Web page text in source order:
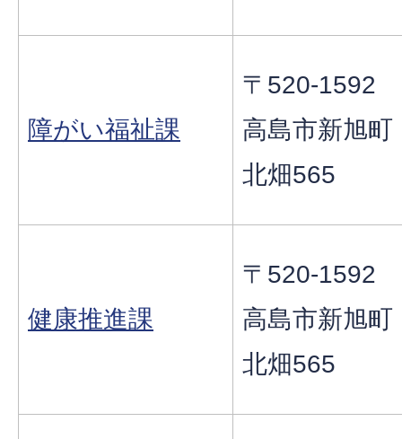
障がい福祉課
〒520-1592
高島市新旭町
北畑565
健康推進課
〒520-1592
高島市新旭町
北畑565